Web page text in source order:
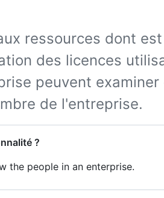
ressources dont
des licences
peuvent examiner
de l'entreprise.
?
the people in an enterprise.